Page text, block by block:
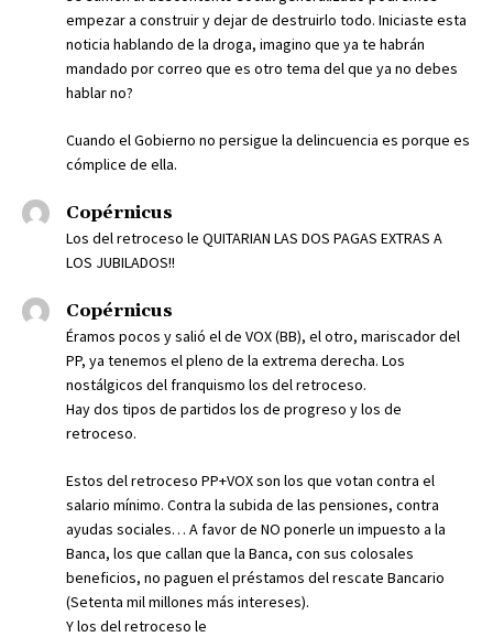
empezar a construir y dejar de destruirlo todo. Iniciaste esta
noticia hablando de la droga, imagino que ya te habrán
mandado por correo que es otro tema del que ya no debes
hablar no?
Cuando el Gobierno no persigue la delincuencia es porque es
cómplice de ella.
Copérnicus
Los del retroceso le QUITARIAN LAS DOS PAGAS EXTRAS A
LOS JUBILADOS!!
Copérnicus
Éramos pocos y salió el de VOX (BB), el otro, mariscador del
PP, ya tenemos el pleno de la extrema derecha. Los
nostálgicos del franquismo los del retroceso.
Hay dos tipos de partidos los de progreso y los de
retroceso.
Estos del retroceso PP+VOX son los que votan contra el
salario mínimo. Contra la subida de las pensiones, contra
ayudas sociales… A favor de NO ponerle un impuesto a la
Banca, los que callan que la Banca, con sus colosales
beneficios, no paguen el préstamos del rescate Bancario
(Setenta mil millones más intereses).
Y los del retroceso le